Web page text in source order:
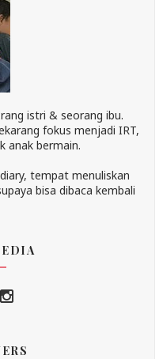
istri & seorang ibu.
fokus menjadi IRT,
anak bermain.
tempat menuliskan
bisa dibaca kembali